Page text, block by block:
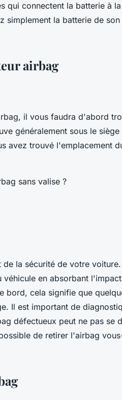
qui connectent la batterie à
simplement la batterie de
airbag
il vous faudra d'abord
généralement sous le
avez trouvé l'emplacement
la sécurité de votre
en absorbant
bord, cela signifie que
Il est important de
défectueux peut ne pas se
de retirer l'airbag